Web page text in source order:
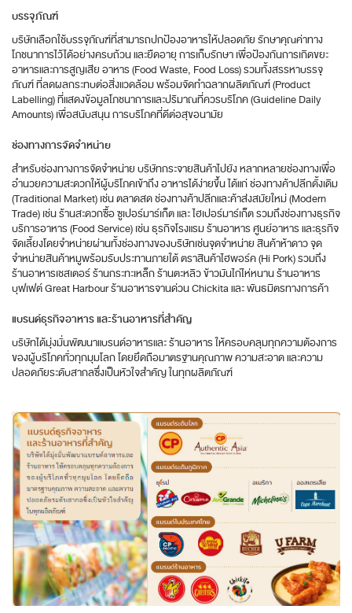
บรรจุภัณฑ์
บริษัทเลือกใช้บรรจุภัณฑ์ที่สามารถปกป้องอาหารให้ปลอดภัย รักษาคุณค่าทาง
โภชนาการไว้ได้อย่างครบถ้วน และยืดอายุ การเก็บรักษา เพื่อป้องกันการเกิดขยะ
อาหารและการสูญเสีย อาหาร (Food Waste, Food Loss) รวมทั้งสรรหาบรรจุ
ภัณฑ์ ที่ลดผลกระทบต่อสิ่งแวดล้อม พร้อมจัดทำฉลากผลิตภัณฑ์ (Product
Labelling) ที่แสดงข้อมูลโภชนาการและปริมาณที่ควรบริโภค (Guideline Daily
Amounts) เพื่อสนับสนุน การบริโภคที่ดีต่อสุขอนามัย
ช่องทางการจัดจำหน่าย
สำหรับช่องทางการจัดจำหน่าย บริษัทกระจายสินค้าไปยัง หลากหลายช่องทางเพื่อ
อำนวยความสะดวกให้ผู้บริโภคเข้าถึง อาหารได้ง่ายขึ้น ได้แก่ ช่องทางค้าปลีกดั้งเดิม
(Traditional Market) เช่น ตลาดสด ช่องทางค้าปลีกและค้าส่งสมัยใหม่ (Modern
Trade) เช่น ร้านสะดวกซื้อ ซูเปอร์มาร์เก็ต และ ไฮเปอร์มาร์เก็ต รวมถึงช่องทางธุรกิจ
บริการอาหาร (Food Service) เช่น ธุรกิจโรงแรม ร้านอาหาร ศูนย์อาหาร และธุรกิจ
จัดเลี้ยงโดยจำหน่ายผ่านทั้งช่องทางของบริษัทเช่นจุดจำหน่าย สินค้าห้าดาว จุด
จำหน่ายสินค้าหมูพร้อมรับประทานภายใต้ ตราสินค้าไฮพอร์ค (Hi Pork) รวมถึง
ร้านอาหารเชสเตอร์ ร้านกระทะเหล็ก ร้านตะหลิว ข้าวมันไก่ไห่หนาน ร้านอาหาร
บุฟเฟต์ Great Harbour ร้านอาหารจานด่วน Chickita และ พันธมิตรทางการค้า
แบรนด์ธุรกิจอาหาร และร้านอาหารที่สำคัญ
บริษัทได้มุ่งมั่นพัฒนาแบรนด์อาหารและ ร้านอาหาร ให้ครอบคลุมทุกความต้องการ
ของผู้บริโภคทั่วทุกมุมโลก โดยยึดถือมาตรฐานคุณภาพ ความสะอาด และความ
ปลอดภัยระดับสากลซึ่งเป็นหัวใจสำคัญ ในทุกผลิตภัณฑ์